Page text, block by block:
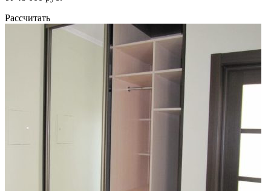
Рассчитать